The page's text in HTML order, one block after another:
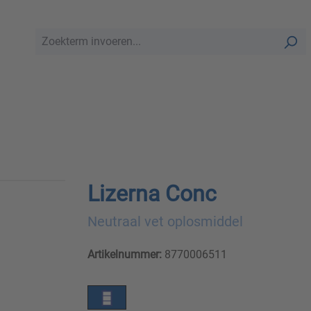
Lizerna Conc
Neutraal vet oplosmiddel
Artikelnummer:8770006511